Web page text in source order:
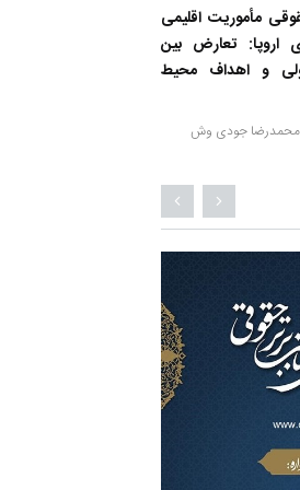
مأموریت اقلیمی
اروپا: تعارض بین
و اهداف محیط
محمدرضا جودی وش